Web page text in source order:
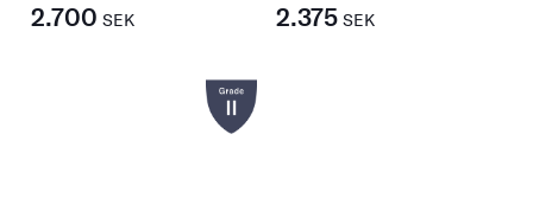
2.700 SEK 2.375 SEK